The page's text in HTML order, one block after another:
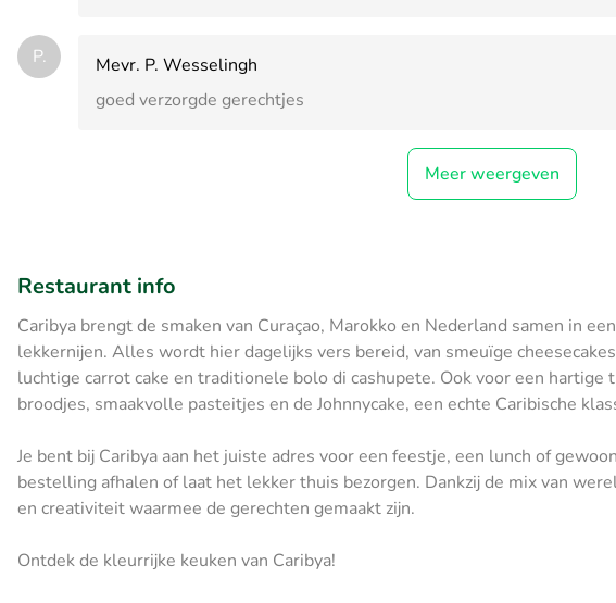
P.
Mevr. P. Wesselingh
goed verzorgde gerechtjes
Meer weergeven
Restaurant info
Caribya brengt de smaken van Curaçao, Marokko en Nederland samen in
lekkernijen. Alles wordt hier dagelijks vers bereid, van smeuïge
luchtige carrot cake en traditionele bolo di cashupete. Ook voor een
broodjes, smaakvolle pasteitjes en de Johnnycake, een echte Caribische
Je bent bij Caribya aan het juiste adres voor een feestje, een lunch of
bestelling afhalen of laat het lekker thuis bezorgen. Dankzij de mix van
en creativiteit waarmee de gerechten gemaakt zijn.
Ontdek de kleurrijke keuken van Caribya!